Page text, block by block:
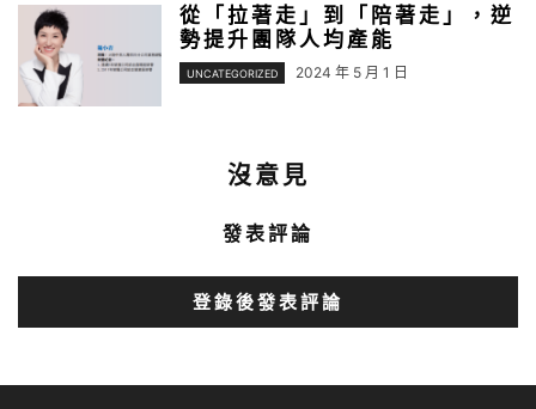
從「拉著走」到「陪著走」，逆
勢提升團隊人均產能
UNCATEGORIZED 2024 年 5 月 1 日
沒意見
發表評論
登錄後發表評論